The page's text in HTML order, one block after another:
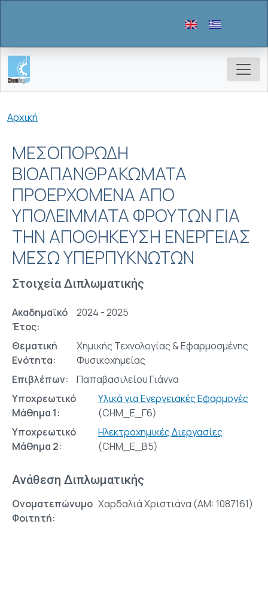
Breadcrumb
Αρχική
ΜΕΣΟΠΟΡΩΔΗ
ΒΙΟΑΠΑΝΘΡΑΚΩΜΑΤΑ
ΠΡΟΕΡΧΟΜΕΝΑ ΑΠΟ
ΥΠΟΛΕΙΜΜΑΤΑ ΦΡΟΥΤΩΝ ΓΙΑ
ΤΗΝ ΑΠΟΘΗΚΕΥΣΗ ΕΝΕΡΓΕΙΑΣ
ΜΕΣΩ ΥΠΕΡΠΥΚΝΩΤΩΝ
Στοιχεία Διπλωματικής
Ακαδημαϊκό
Έτος:
2024 - 2025
Θεματική
Ενότητα:
Χημικής Τεχνολογίας & Εφαρμοσμένης
Φυσικοχημείας
Επιβλέπων:
Παπαβασιλείου Γιάννα
Υποχρεωτικό
Μάθημα 1:
Υλικά για Ενεργειακές Εφαρμογές
(CHM_E_Γ6)
Υποχρεωτικό
Μάθημα 2:
Ηλεκτροχημικές Διεργασίες
(CHM_E_Β5)
Ανάθεση Διπλωματικής
Ονοματεπώνυμο
Φοιτητή:
Χαρδαλιά Χριστιάνα (AM: 1087161)